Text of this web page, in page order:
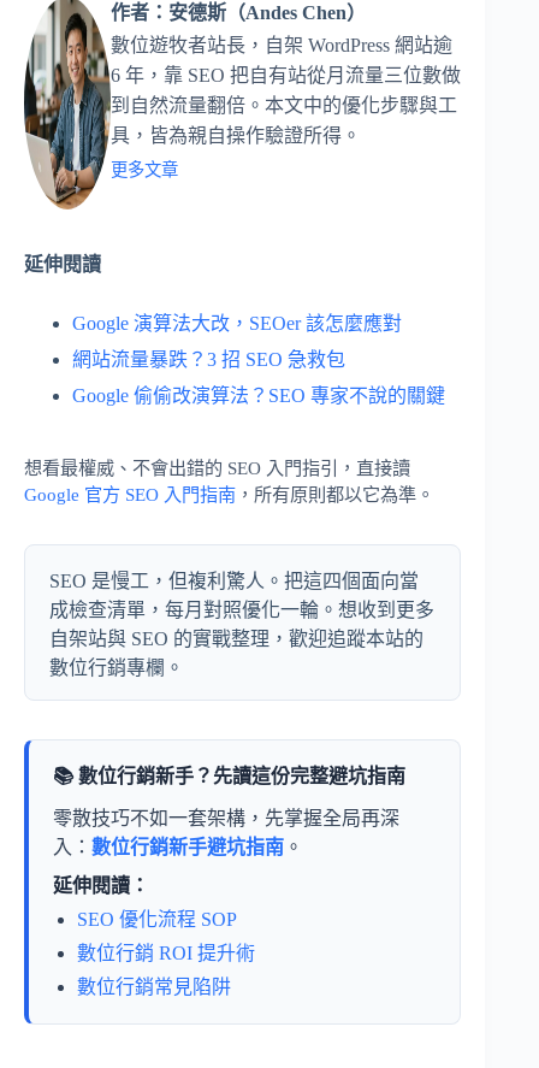
作者：安德斯（Andes Chen）
數位遊牧者站長，自架 WordPress 網站逾
6 年，靠 SEO 把自有站從月流量三位數做
到自然流量翻倍。本文中的優化步驟與工
具，皆為親自操作驗證所得。
更多文章
延伸閱讀
Google 演算法大改，SEOer 該怎麼應對
網站流量暴跌？3 招 SEO 急救包
Google 偷偷改演算法？SEO 專家不說的關鍵
想看最權威、不會出錯的 SEO 入門指引，直接讀
Google 官方 SEO 入門指南 ，所有原則都以它為準。
SEO 是慢工，但複利驚人。把這四個面向當
成檢查清單，每月對照優化一輪。想收到更多
自架站與 SEO 的實戰整理，歡迎追蹤本站的
數位行銷專欄。
📚 數位行銷新手？先讀這份完整避坑指南
零散技巧不如一套架構，先掌握全局再深
入： 數位行銷新手避坑指南 。
延伸閱讀：
SEO 優化流程 SOP
數位行銷 ROI 提升術
數位行銷常見陷阱